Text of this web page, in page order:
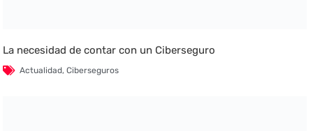
La necesidad de contar con un Ciberseguro
Actualidad,Ciberseguros